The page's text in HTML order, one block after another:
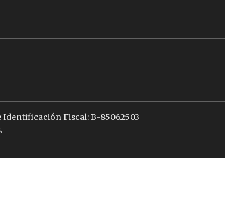
Identificación Fiscal: B-85062503